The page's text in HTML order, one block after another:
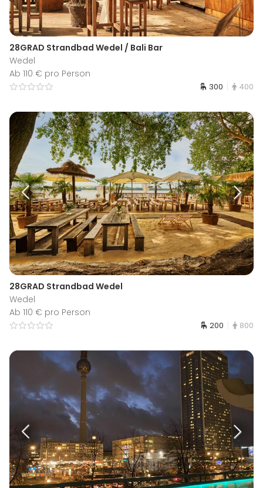
28GRAD Strandbad Wedel / Bali Bar
Wedel
Ab 110 € pro Person
300 400
28GRAD Strandbad Wedel
Wedel
Ab 110 € pro Person
200 800